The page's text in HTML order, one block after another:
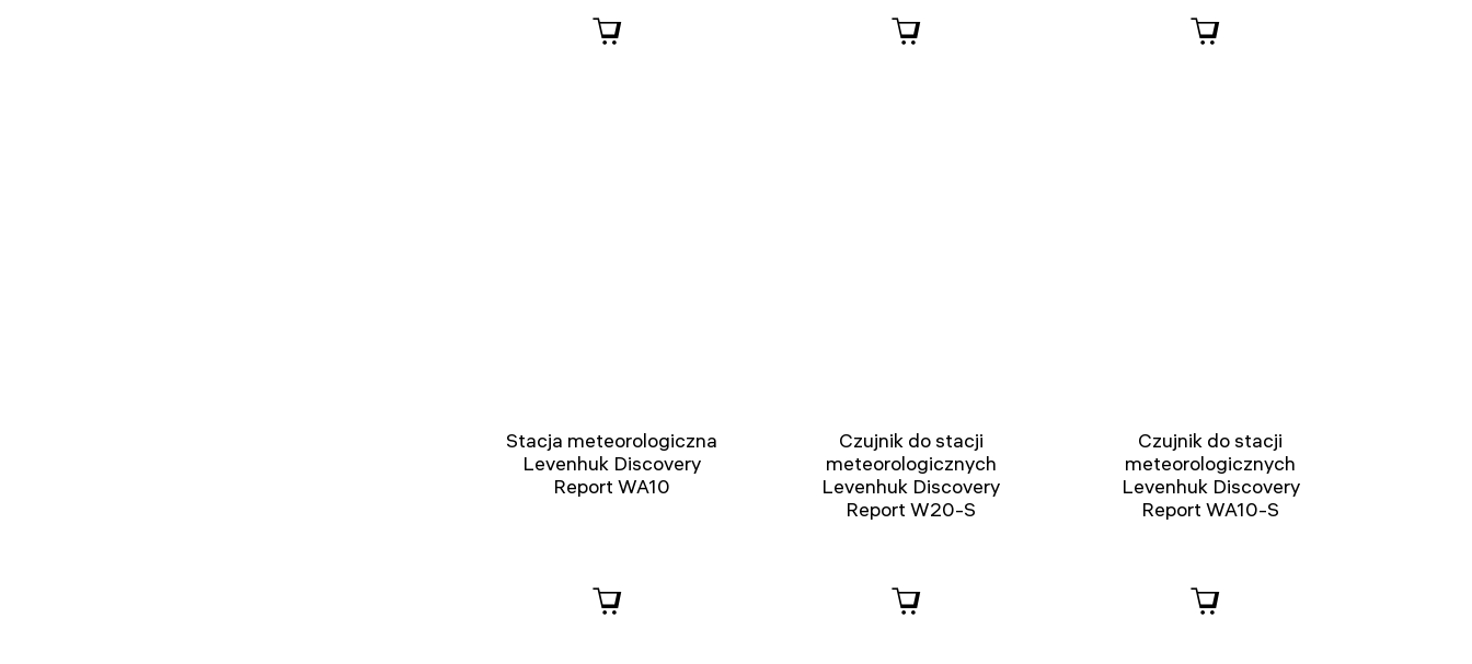
Stacja meteorologiczna
Levenhuk Discovery
Report WA10
Czujnik do stacji
meteorologicznych
Levenhuk Discovery
Report W20-S
Czujnik do stacji
meteorologicznych
Levenhuk Discovery
Report WA10-S